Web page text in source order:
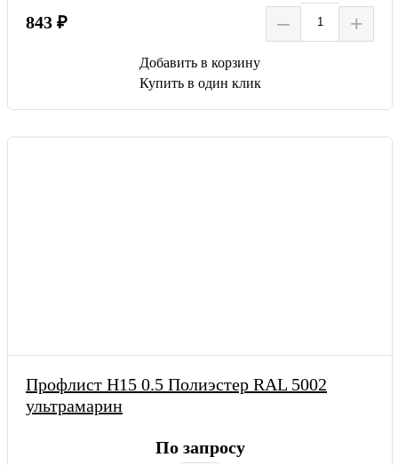
843 ₽ – +
Добавить в корзину
Купить в один клик
Профлист Н15 0.5 Полиэстер RAL 5002
ультрамарин
По запросу